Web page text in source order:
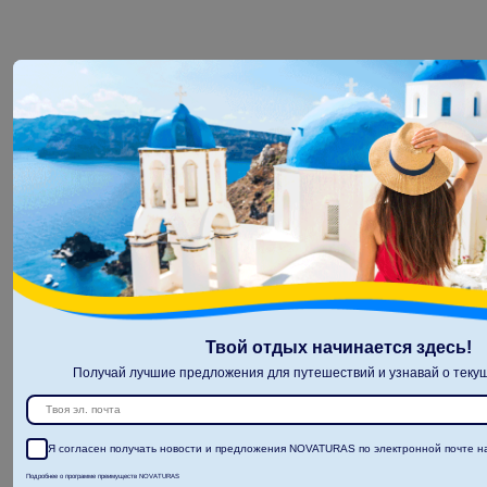
Твой отдых начинается здесь!
Получай лучшие предложения для путешествий и узнавай о
Я согласен получать новости и предложения NOVATURAS по электронной почте
Подробнее о программе преимуществ NOVATURAS